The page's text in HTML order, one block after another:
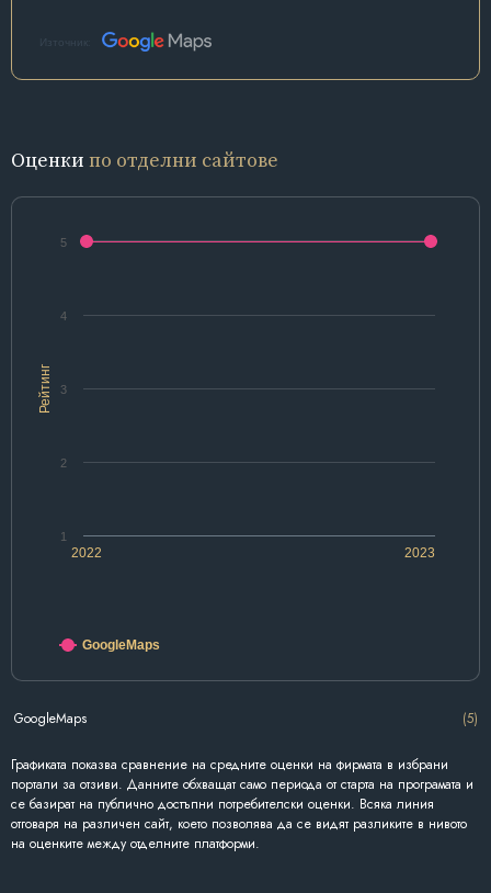
Източник:
Оценки по отделни сайтове
Рейтинг
2022 2023
1
2
3
4
5
GoogleMaps
GoogleMaps (5)
Графиката показва сравнение на средните оценки на фирмата в избрани
портали за отзиви. Данните обхващат само периода от старта на програмата и
се базират на публично достъпни потребителски оценки. Всяка линия
отговаря на различен сайт, което позволява да се видят разликите в нивото
на оценките между отделните платформи.